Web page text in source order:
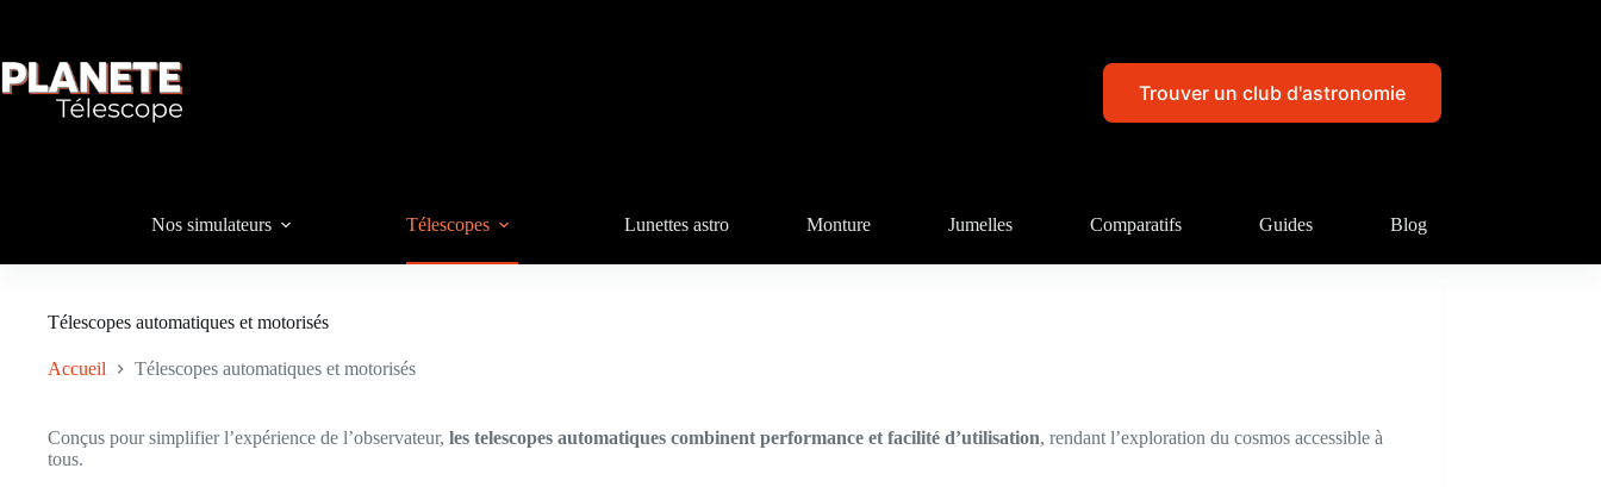
Trouver un club d'astronomie
Nos simulateurs Télescopes Lunettes astro Monture Jumelles Comparatifs Guides Blog
Télescopes automatiques et motorisés
Accueil Télescopes automatiques et motorisés
Conçus pour simplifier l’expérience de l’observateur, les telescopes automatiques combinent performance et facilité d’utilisation, rendant l’exploration du cosmos accessible à
tous.